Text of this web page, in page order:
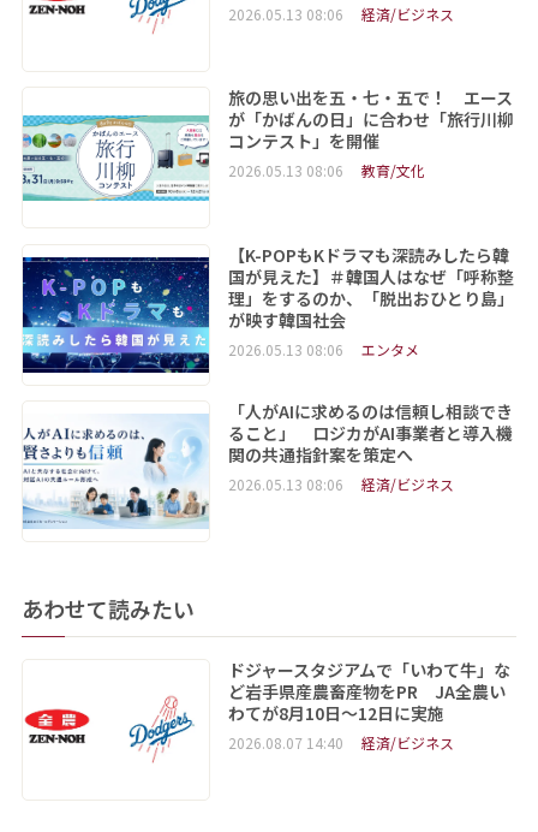
2026.05.13 08:06 経済/ビジネス
旅の思い出を五・七・五で！ エース
が「かばんの日」に合わせ「旅行川柳
コンテスト」を開催
2026.05.13 08:06 教育/文化
【K-POPもKドラマも深読みしたら韓
国が見えた】＃韓国人はなぜ「呼称整
理」をするのか、「脱出おひとり島」
が映す韓国社会
2026.05.13 08:06 エンタメ
「人がAIに求めるのは信頼し相談でき
ること」 ロジカがAI事業者と導入機
関の共通指針案を策定へ
2026.05.13 08:06 経済/ビジネス
あわせて読みたい
ドジャースタジアムで「いわて牛」な
ど岩手県産農畜産物をPR JA全農い
わてが8月10日～12日に実施
2026.08.07 14:40 経済/ビジネス